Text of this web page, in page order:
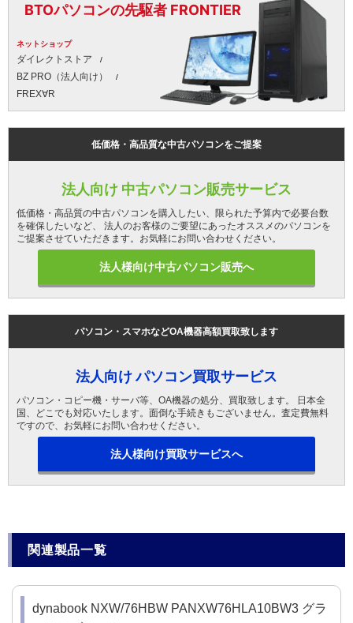
BTOパソコンの先駆者 FRONTIER
ネットショップ
ダイレクトストア
BZ PRO（法人向け）
FREX∀R
低価格・高品質な中古パソコンをご提案
法人向け 中古パソコン販売サービス
低価格・高品質の中古パソコンを購入したい、限られた予算内で必要台数
を確保したいなど、 法人のお客様のご要望にあったオススメのパソコンを
ご提案させていただきます。お気軽にお問い合わせください。
法人様向け中古パソコン販売へ
パソコン・スマホなどOA機器高額買取致します
法人向け パソコン買取サービス
パソコン・コピー機・サーバ等、OA機器の処分、買取致します。 日本全
国、どこでも対応いたします。面倒な手続きもございません。査定費無料
ですので、お気軽にお問い合わせください。
法人様向け買取サービスへ
関連製品一覧
dynabook NXW/76HBW PANXW76HLA10BW3 グラ